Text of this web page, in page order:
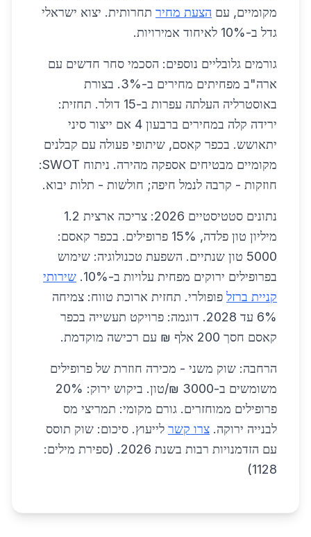
מקומיים, עם הצעת מחיר תחרותית. יצוא ישראלי
גדל ב-10% לאיחוד אמירויות.
גורמים גלובליים נוספים: הסכמי סחר חדשים עם
ארה"ב מפחיתים מחירים ב-3%. בצורת
באוסטרליה העלתה עפרות ב-15 דולר. תחזית:
ירידה קלה במחירים ברבעון 4 אם ייצור סיני
יתאושש. בכפר קאסם, שיתופי פעולה עם קבלנים
מקומיים מבטיחים אספקה מהירה. ניתוח SWOT:
חוזקות - קרבה לנמל חיפה; חולשות - תלות יבוא.
נתונים סטטיסטיים 2026: צריכה ארצית 1.2
מיליון טון פלדה, 15% פרופילים. בכפר קאסם:
5000 טון שנתיים. השפעת טכנולוגיה: שימוש
בפרופילים ירוקים מפחית עלויות ב-10%.
שירותי
קניית ברזל פופולרי. תחזית ארוכת טווח: צמיחה
6% עד 2028. דוגמה: פרויקט תעשייה בכפר
קאסם חסך 200 אלף ₪ עם רכישה מוקדמת.
הרחבה: שוק משני - מכירה חוזרת של פרופילים
משומשים ב-3000 ₪/טון. ביקוש ירוק: 20%
פרופילים ממוחזרים. גורם מקומי: תמריצי מס
לבנייה ירוקה. צרו קשר לייעוץ. סיכום: שוק תוסס
עם הזדמנויות רבות בשנת 2026. (ספירת מילים:
1128)